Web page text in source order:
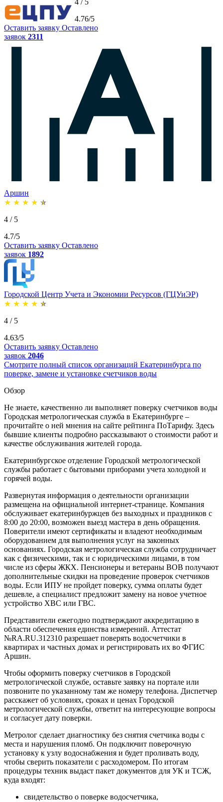
4.76/5
Оставить заявку Оставлено
заявок 2311
Аршин
★ ★ ★ ★ ★
4 / 5
4.7/5
Оставить заявку Оставлено
заявок 1892
Городской Центр Учета и Экономии Ресурсов (ГЦУиЭР)
★ ★ ★ ★ ★
4 / 5
4.63/5
Оставить заявку Оставлено
заявок 2046
Смотрите полный список организаций Екатеринбурга по
поверке, замене и установке счетчиков воды
Обзор
Не знаете, качественно ли выполняет поверку счетчиков воды
Городская метрологическая служба в Екатеринбурге –
прочитайте о ней мнения на сайте рейтинга ПоТарифу. Здесь
бывшие клиенты подробно рассказывают о стоимости работ и
качестве обслуживания жителей города.
Екатеринбургское отделение Городской метрологической
службы работает с бытовыми приборами учета холодной и
горячей воды.
Развернутая информация о деятельности организации
размещена на официальной интернет-странице. Компания
обслуживает екатеринбуржцев без выходных и праздников с
8:00 до 20:00, возможен выезд мастера в день обращения.
Поверители имеют сертификаты и владеют необходимым
оборудованием для выполнения услуг на законных
основаниях. Городская метрологическая служба сотрудничает
как с физическими, так и с юридическими лицами, в том
числе из сферы ЖКХ. Пенсионеры и ветераны ВОВ получают
дополнительные скидки на проведение проверок счетчиков
воды. Если ИПУ не пройдет поверку, сумма оплаты будет
дешевле, а специалист предложит замену на новое учетное
устройство ХВС или ГВС.
Представители ежегодно подтверждают аккредитацию в
области обеспечения единства измерений. Аттестат
№RA.RU.312310 разрешает поверять водосчетчики в
квартирах и частных домах и регистрировать их во ФГИС
Аршин.
Чтобы оформить поверку счетчиков в Городской
метрологической службе, оставьте заявку на портале или
позвоните по указанному там же номеру телефона. Диспетчер
расскажет об условиях, сроках и ценах Городской
метрологической службы, ответит на интересующие вопросы
и согласует дату поверки.
Метролог сделает диагностику без снятия счетчика воды с
места и нарушения пломб. Он подключит поверочную
установку к узлу водоснабжения и будет проливать воду,
чтобы сверить показатели с расходомером. По итогам
процедуры техник выдаст пакет документов для УК и ТСЖ,
куда входят:
свидетельство о поверке водосчетчика,